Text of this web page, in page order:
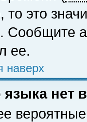
то это
Сообщите
ее.
наверх
нет